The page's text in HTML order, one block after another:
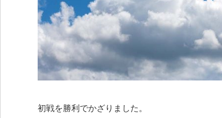
初戦を勝利でかざりました。